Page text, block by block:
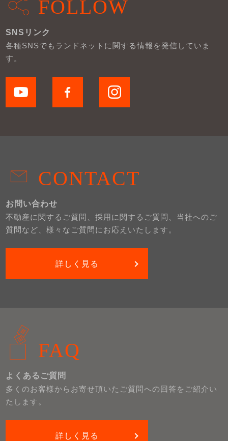
FOLLOW
SNSリンク
各種SNSでもランドネットに関する情報を発信していま
す。
CONTACT
お問い合わせ
不動産に関するご質問、採用に関するご質問、当社へのご
質問など、様々なご質問にお応えいたします。
詳しく見る
FAQ
よくあるご質問
多くのお客様からお寄せ頂いたご質問への回答をご紹介い
たします。
詳しく見る